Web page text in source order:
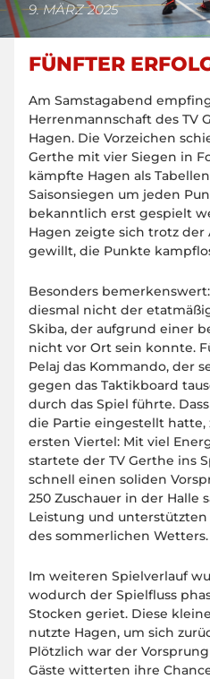
9. MÄRZ 2025
FÜNFTER
Am Samstagabend
Herrenmannschaft des TV
Hagen. Die Vorzeichen
Gerthe mit vier Siegen in
kämpfte Hagen als
Saisonsiegen um jeden
bekanntlich erst gespielt
Hagen zeigte sich trotz
gewillt, die Punkte
Besonders
diesmal nicht der
Skiba, der aufgrund einer
nicht vor Ort sein konnte.
Pelaj das Kommando, der
gegen das Taktikboard
durch das Spiel führte.
die Partie eingestellt
ersten Viertel: Mit viel
startete der TV Gerthe ins
schnell einen soliden
250 Zuschauer in der Halle
Leistung und unterstützten
des sommerlichen Wetters.
Im weiteren Spielverlauf
wodurch der Spielfluss
Stocken geriet. Diese
nutzte Hagen, um sich
Plötzlich war der
Gäste witterten ihre